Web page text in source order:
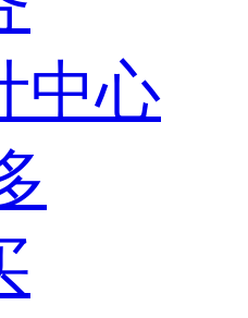
中心